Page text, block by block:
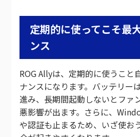
定期的に使ってこそ最
ンス
ROG Allyは、定期的に使うこと
ナンスになります。バッテリー
進み、長期間起動しないとファ
悪影響が出ます。さらに、
や認証も止まるため、いざ使お